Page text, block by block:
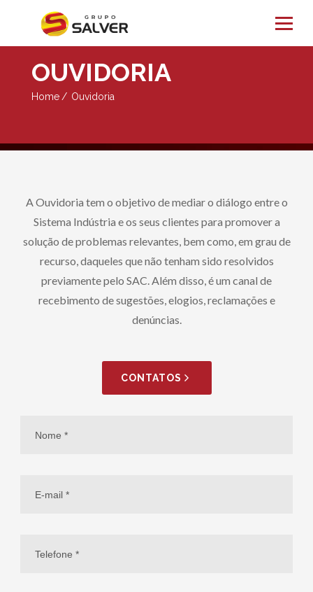
OUVIDORIA
Home Ouvidoria
A Ouvidoria tem o objetivo de mediar o diálogo entre o
Sistema Indústria e os seus clientes para promover a
solução de problemas relevantes, bem como, em grau de
recurso, daqueles que não tenham sido resolvidos
previamente pelo SAC. Além disso, é um canal de
recebimento de sugestões, elogios, reclamações e
denúncias.
CONTATOS